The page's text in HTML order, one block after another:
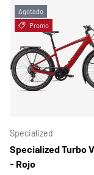
Agotado
Promo
Specialized
Specialized Turbo
- Rojo